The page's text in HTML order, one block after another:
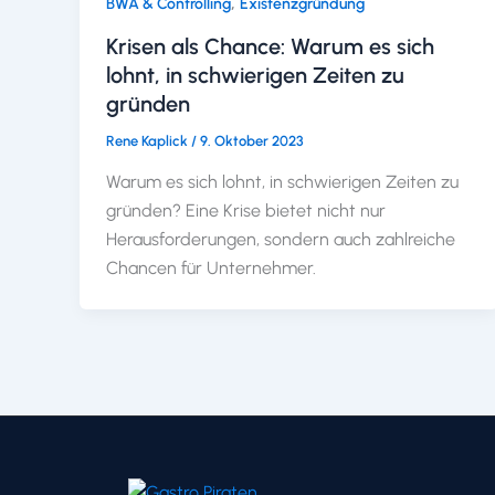
BWA & Controlling Existenzgründung
Krisen als Chance: Warum es sich
lohnt, in schwierigen Zeiten zu
gründen
Rene Kaplick / 9. Oktober 2023
Warum es sich lohnt, in schwierigen Zeiten zu
gründen? Eine Krise bietet nicht nur
Herausforderungen, sondern auch zahlreiche
Chancen für Unternehmer.